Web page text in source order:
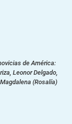
de América:
Leonor Delgado,
(Rosalía)